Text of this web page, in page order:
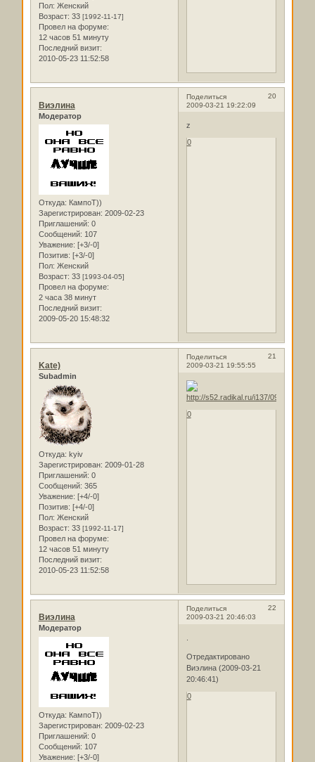
Пол: Женский
Возраст: 33 [1992-11-17]
Провел на форуме:
12 часов 51 минуту
Последний визит:
2010-05-23 11:52:58
Поделиться
20
2009-03-21 19:22:09
Виэлина
Модератор
Откуда: КампоТ))
Зарегистрирован: 2009-02-23
Приглашений: 0
Сообщений: 107
Уважение: [+3/-0]
Позитив: [+3/-0]
Пол: Женский
Возраст: 33 [1993-04-05]
Провел на форуме:
2 часа 38 минут
Последний визит:
2009-05-20 15:48:32
z
0
Поделиться
21
2009-03-21 19:55:55
Kate)
Subadmin
Откуда: kyiv
Зарегистрирован: 2009-01-28
Приглашений: 0
Сообщений: 365
Уважение: [+4/-0]
Позитив: [+4/-0]
Пол: Женский
Возраст: 33 [1992-11-17]
Провел на форуме:
12 часов 51 минуту
Последний визит:
2010-05-23 11:52:58
0
Поделиться
22
2009-03-21 20:46:03
Виэлина
Модератор
Откуда: КампоТ))
Зарегистрирован: 2009-02-23
Приглашений: 0
Сообщений: 107
Уважение: [+3/-0]
Отредактировано
Виэлина (2009-03-21
20:46:41)
0